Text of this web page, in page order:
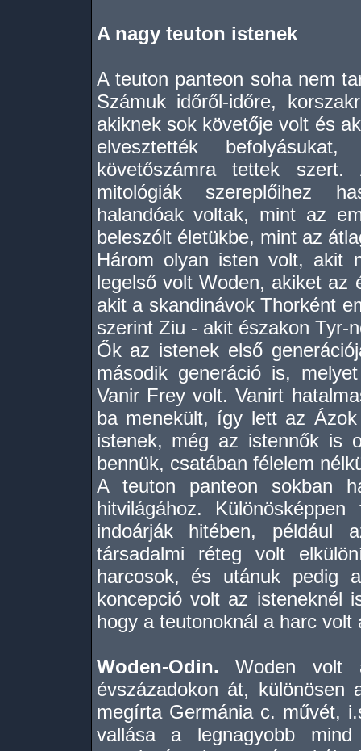
A nagy teuton istenek
A teuton panteon soha nem
Számuk időről-időre,
akiknek sok követője volt és
elvesztették
követőszámra tettek
mitológiák szereplőihez
halandóak voltak, mint az
beleszólt életükbe, mint az
Három olyan isten volt, akit
legelső volt Woden, akiket az
akit a skandinávok Thorként
szerint Ziu - akit északon Tyr-
Ők az istenek első
második generáció is,
Vanir Frey volt. Vanirt
ba menekült, így lett az
istenek, még az istennők is
bennük, csatában félelem
A teuton panteon sokban
hitvilágához.
indoárják hitében, például
társadalmi réteg volt
harcosok, és utánuk pedig
koncepció volt az isteneknél
hogy a teutonoknál a harc volt
Woden-Odin. Woden volt
évszázadokon át, különösen
megírta Germánia c. művét,
vallása a legnagyobb